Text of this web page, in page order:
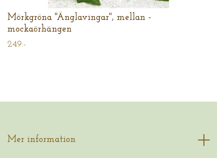
Mörkgröna "Änglavingar", mellan -
mockaörhängen
249:-
Mer information